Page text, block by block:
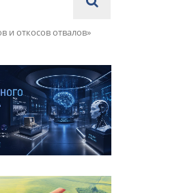
и откосов отвалов»